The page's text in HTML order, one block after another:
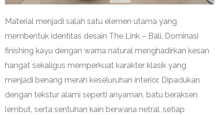
Material menjadi salah satu elemen utama yang
membentuk identitas desain The Link – Bali. Dominasi
finishing kayu dengan warna natural menghadirkan kesan
hangat sekaligus memperkuat karakter klasik yang
menjadi benang merah keseluruhan interior. Dipadukan
dengan tekstur alami seperti anyaman, batu beraksen
lembut, serta sentuhan kain berwana netral, setiap